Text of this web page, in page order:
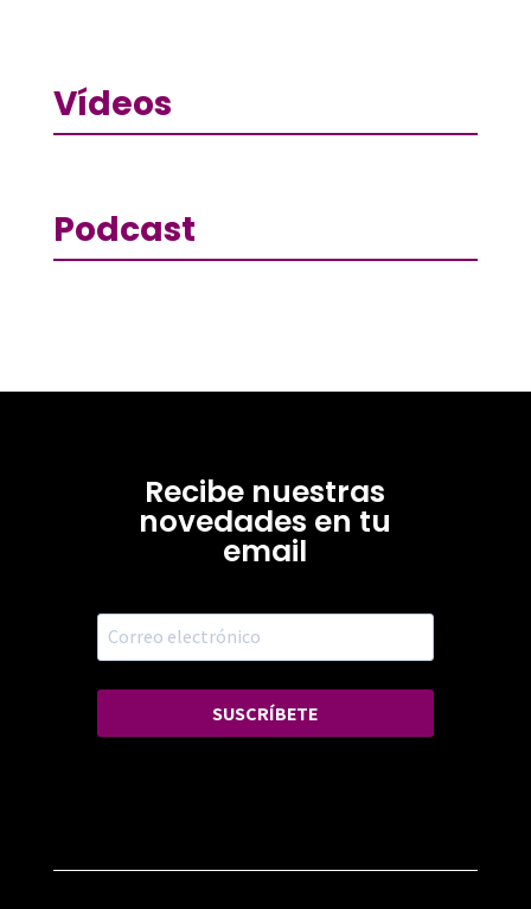
Vídeos
Podcast
Recibe nuestras
novedades en tu
email
SUSCRÍBETE